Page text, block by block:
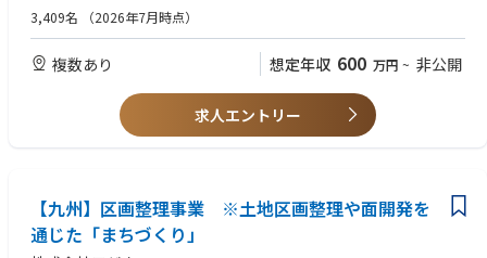
■業務詳細：
開発候補地選定、地権者権利調整、行政やコンサルティング会社との協議
等。幅広い関係者との調整と事業推進業務がメインです。
■入社後について：
※開発未経験者の入社事例有
3,409名 （2026年7月時点）
複数あり 想定年収 600 万円 ~ 非公開
求人エントリー
【九州】区画整理事業 ※土地区画整理や面開発を
通じた「まちづくり」